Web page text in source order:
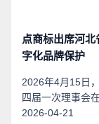
点商标出席河
字化品牌保护
2026年4月15日
四届一次理事会
“十五五”开局的
2026-04-21